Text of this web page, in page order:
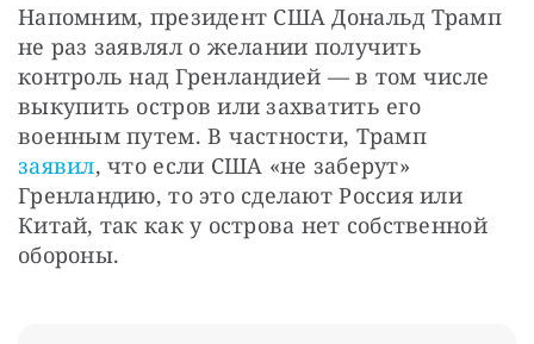
Напомним, президент США Дональд Трамп
не раз заявлял о желании получить
контроль над Гренландией — в том числе
выкупить остров или захватить его
военным путем. В частности, Трамп
заявил, что если США «не заберут»
Гренландию, то это сделают Россия или
Китай, так как у острова нет собственной
обороны.